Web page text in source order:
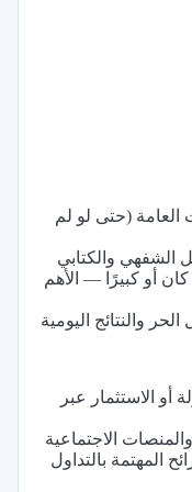
العامة (حتى لو لم
الشفهي والكتابي
أو كبيرًا — الأهم
والنتائج اليومية
أو الاستثمار عبر
الاجتماعية
المهتمة بالتداول